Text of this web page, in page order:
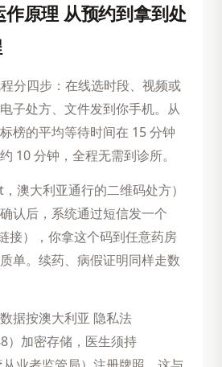
原理 从预约到拿到处
分四步：在线选时段、视频或
子处方、文件发到你手机。从
榜的平均等待时间在 15 分钟
10 分钟，全程无需到诊所。
澳大利亚通行的二维码处方）
认后，系统通过短信发一个
接），你拿这个码到任意药房
单。续药、病假证明同样走数
据按澳大利亚 隐私法
）加密存储，医生须持